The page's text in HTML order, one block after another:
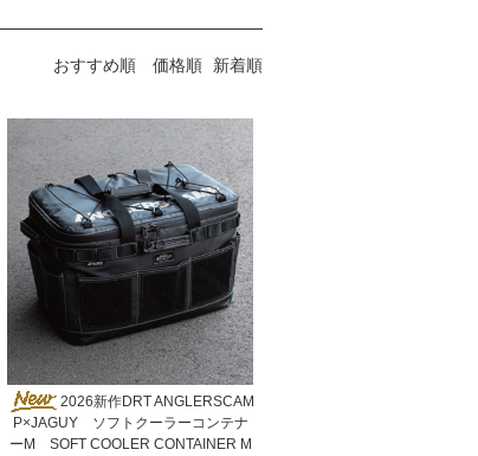
おすすめ順 価格順 新着順
2026新作DRT ANGLERSCAM
P×JAGUY ソフトクーラーコンテナ
ーM SOFT COOLER CONTAINER M